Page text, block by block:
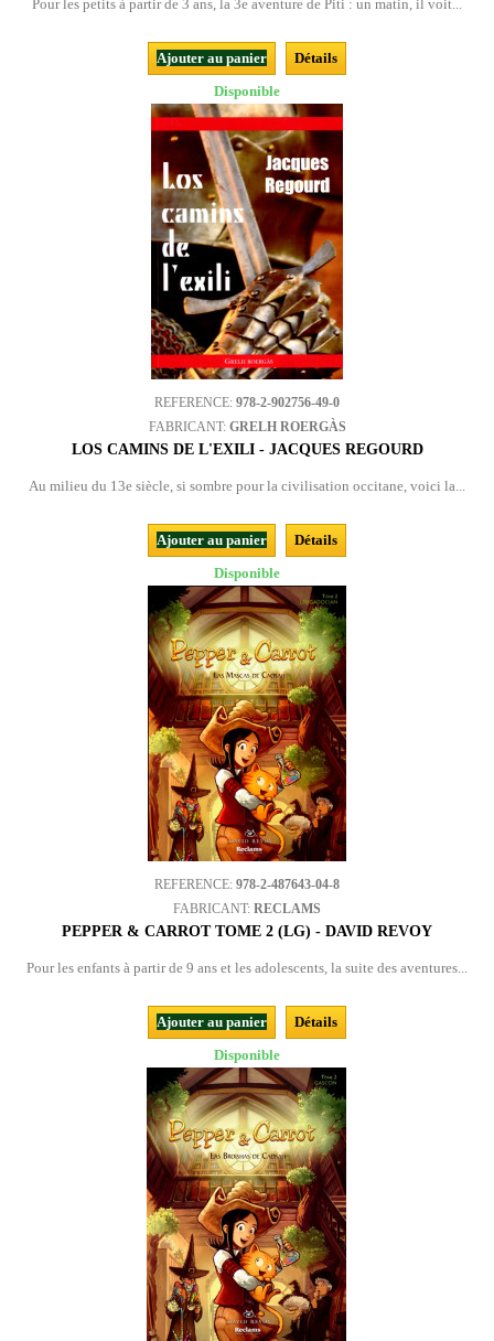
Pour les petits à partir de 3 ans, la 3e aventure de Piti : un matin, il voit...
Ajouter au panier
Détails
Disponible
REFERENCE: 978-2-902756-49-0
FABRICANT: GRELH ROERGÀS
LOS CAMINS DE L'EXILI - JACQUES REGOURD
Au milieu du 13e siècle, si sombre pour la civilisation occitane, voici la...
Ajouter au panier
Détails
Disponible
REFERENCE: 978-2-487643-04-8
FABRICANT: RECLAMS
PEPPER & CARROT TOME 2 (LG) - DAVID REVOY
Pour les enfants à partir de 9 ans et les adolescents, la suite des aventures...
Ajouter au panier
Détails
Disponible